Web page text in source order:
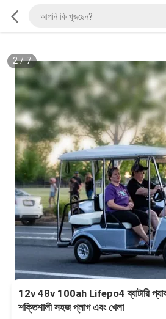
2/7
12v 48v 100ah Lifepo4 ব্যাটারি প্যাক
শক্তিশালী সহজ প্লাগ এবং খেলা